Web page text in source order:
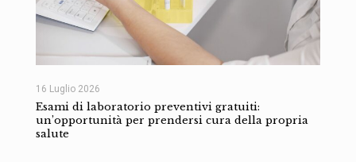
16 Luglio 2026
Esami di laboratorio preventivi gratuiti:
un’opportunità per prendersi cura della propria
salute